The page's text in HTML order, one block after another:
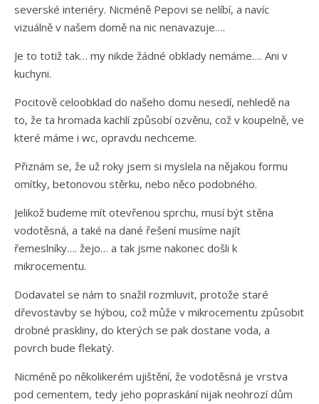
severské interiéry. Nicméně Pepovi se nelíbí, a navíc
vizuálně v našem domě na nic nenavazuje….
Je to totiž tak… my nikde žádné obklady nemáme…. Ani v
kuchyni.
Pocitově celoobklad do našeho domu nesedí, nehledě na
to, že ta hromada kachlí způsobí ozvěnu, což v koupelně, ve
které máme i wc, opravdu nechceme.
Přiznám se, že už roky jsem si myslela na nějakou formu
omítky, betonovou stěrku, nebo něco podobného.
Jelikož budeme mít otevřenou sprchu, musí být stěna
vodotěsná, a také na dané řešení musíme najít
řemeslníky…. žejo… a tak jsme nakonec došli k
mikrocementu.
Dodavatel se nám to snažil rozmluvit, protože staré
dřevostavby se hýbou, což může v mikrocementu způsobit
drobné praskliny, do kterých se pak dostane voda, a
povrch bude flekatý.
Nicméně po několikerém ujištění, že vodotěsná je vrstva
pod cementem, tedy jeho popraskání nijak neohrozí dům